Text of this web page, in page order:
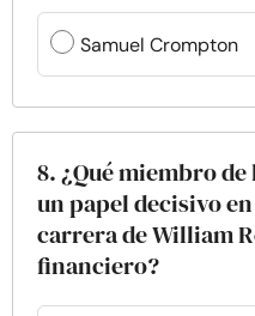
Samuel Crompton
8. ¿Qué miembro
un papel decisivo
carrera de William
financiero?